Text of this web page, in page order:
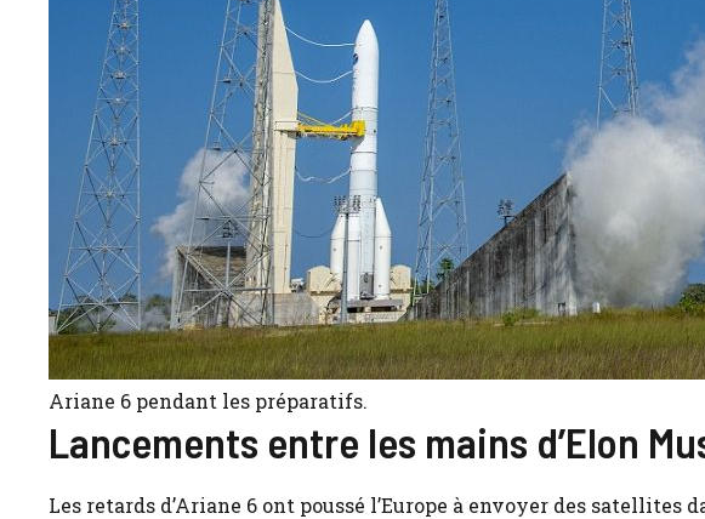
Ariane 6 pendant les préparatifs.
Lancements entre les mains d’Elon
Les retards d’Ariane 6 ont poussé l’Europe à envoyer des satellites